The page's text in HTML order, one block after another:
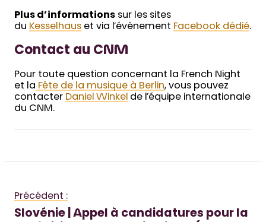
Plus d’informations sur les sites
du Kesselhaus et via l’évènement Facebook dédié.
Contact au CNM
Pour toute question concernant la French Night
et la Fête de la musique à Berlin, vous pouvez
contacter Daniel Winkel de l’équipe internationale
du CNM.
Précédent :
Slovénie | Appel à candidatures pour la